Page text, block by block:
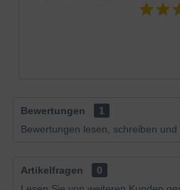
Bewertungen
1
Bewertungen lesen, schreiben und
Artikelfragen
0